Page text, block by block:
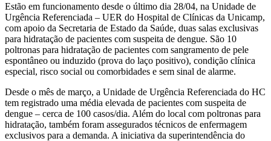
Estão em funcionamento desde o último dia 28/04, na Unidade de
Urgência Referenciada – UER do Hospital de Clínicas da Unicamp,
com apoio da Secretaria de Estado da Saúde, duas salas exclusivas
para hidratação de pacientes com suspeita de dengue. São 10
poltronas para hidratação de pacientes com sangramento de pele
espontâneo ou induzido (prova do laço positivo), condição clínica
especial, risco social ou comorbidades e sem sinal de alarme.
Desde o mês de março, a Unidade de Urgência Referenciada do HC
tem registrado uma média elevada de pacientes com suspeita de
dengue – cerca de 100 casos/dia. Além do local com poltronas para
hidratação, também foram assegurados técnicos de enfermagem
exclusivos para a demanda. A iniciativa da superintendência do